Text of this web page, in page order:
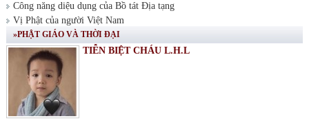
Công năng diệu dụng của Bồ tát Địa tạng
Vị Phật của người Việt Nam
»PHẬT GIÁO VÀ THỜI ĐẠI
TIỄN BIỆT CHÁU L.H.L